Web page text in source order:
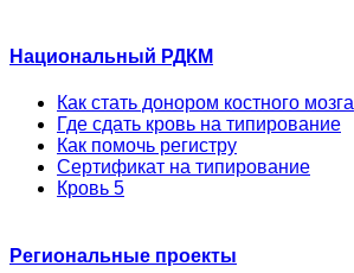
Национальный РДКМ
Как стать донором костного мозга
Где сдать кровь на типирование
Как помочь регистру
Сертификат на типирование
Кровь 5
Региональные проекты